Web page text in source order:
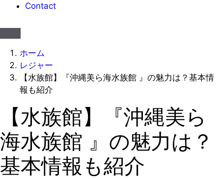
Contact
ホーム
レジャー
【水族館】『沖縄美ら海水族館 』の魅力は？基本情
報も紹介
【水族館】『沖縄美ら
海水族館 』の魅力は？
基本情報も紹介